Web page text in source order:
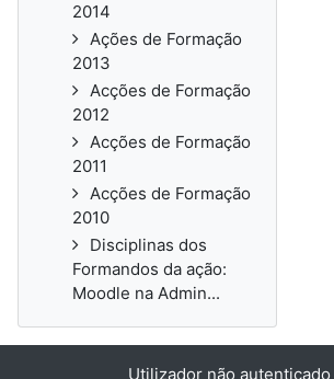
2014
Ações de Formação
2013
Acções de Formação
2012
Acções de Formação
2011
Acções de Formação
2010
Disciplinas dos
Formandos da ação:
Moodle na Admin...
Utilizador não autenticado